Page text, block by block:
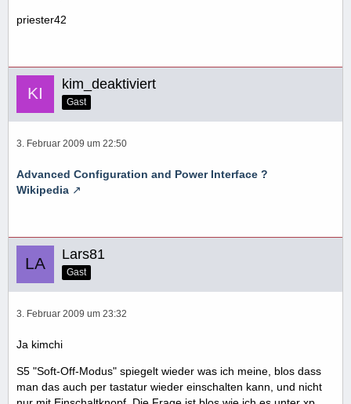
priester42
kim_deaktiviert
Gast
3. Februar 2009 um 22:50
Advanced Configuration and Power Interface ?
Wikipedia
Lars81
Gast
3. Februar 2009 um 23:32
Ja kimchi
S5 "Soft-Off-Modus" spiegelt wieder was ich meine, blos dass
man das auch per tastatur wieder einschalten kann, und nicht